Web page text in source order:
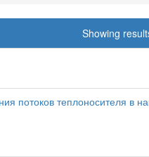
Showing
потоков теплоносителя в